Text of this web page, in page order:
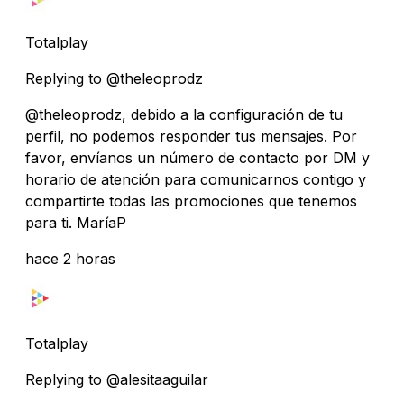
Totalplay
Replying to @theleoprodz
@theleoprodz, debido a la configuración de tu
perfil, no podemos responder tus mensajes. Por
favor, envíanos un número de contacto por DM y
horario de atención para comunicarnos contigo y
compartirte todas las promociones que tenemos
para ti. MaríaP
hace 2 horas
Totalplay
Replying to @alesitaaguilar